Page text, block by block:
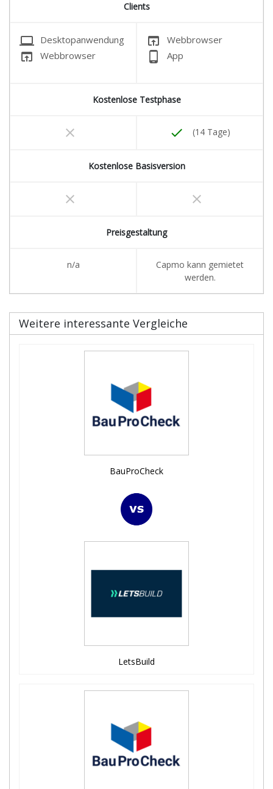
Clients
laptop Desktopanwendung
open_in_browser Webbrowser
open_in_browser Webbrowser
phone_android App
Kostenlose Testphase
clear done (14 Tage)
Kostenlose Basisversion
clear clear
Preisgestaltung
n/a
Capmo kann gemietet
werden.
Weitere interessante Vergleiche
BauProCheck
LetsBuild